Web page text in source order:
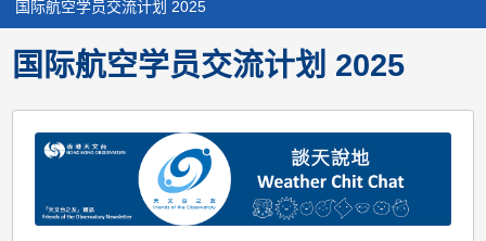
国际航空学员交流计划 2025
国际航空学员交流计划 2025